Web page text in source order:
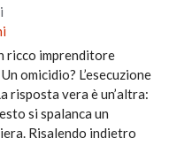
ricco imprenditore
omicidio? L’esecuzione
risposta vera è un’altra:
si spalanca un
Risalendo indietro